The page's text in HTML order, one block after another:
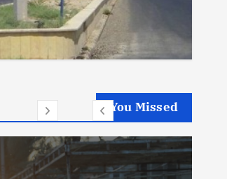
You Missed